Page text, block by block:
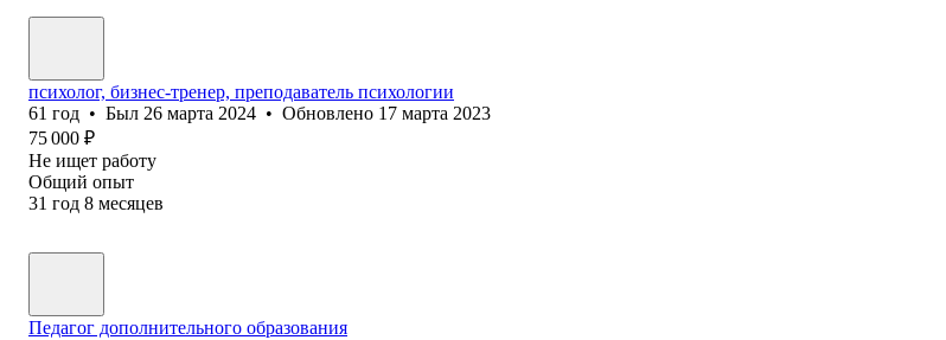
психолог, бизнес-тренер, преподаватель психологии
61 год • Был 26 марта 2024 • Обновлено 17 марта 2023
75 000 ₽
Не ищет работу
Общий опыт
31 год 8 месяцев
Педагог дополнительного образования